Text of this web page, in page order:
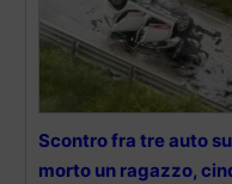
Scontro fra tre auto
morto un ragazzo,